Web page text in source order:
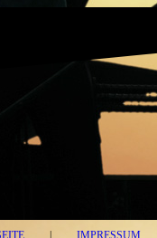
| IMPRESSUM